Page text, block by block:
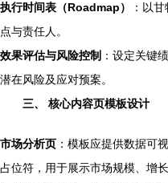
执行时间表（Roadmap）
：以
点与责任人。
效果评估与风险控制 ：设定关键
潜在风险及应对预案。
三、 核心内容页模板设计
市场分析页 ：模板应提供数据可
占位符，用于展示市场规模、增